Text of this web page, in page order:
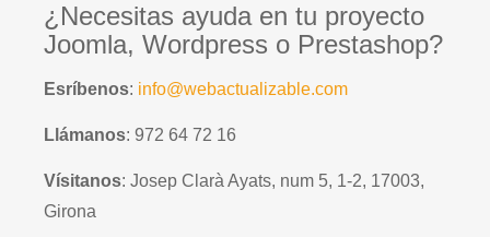
¿Necesitas ayuda en tu proyecto
Joomla, Wordpress o Prestashop?
Esríbenos: info@webactualizable.com
Llámanos: 972 64 72 16
Vísitanos: Josep Clarà Ayats, num 5, 1-2, 17003,
Girona